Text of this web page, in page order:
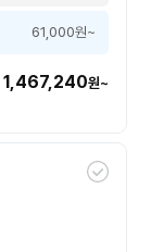
61,000원~
1,467,240원~